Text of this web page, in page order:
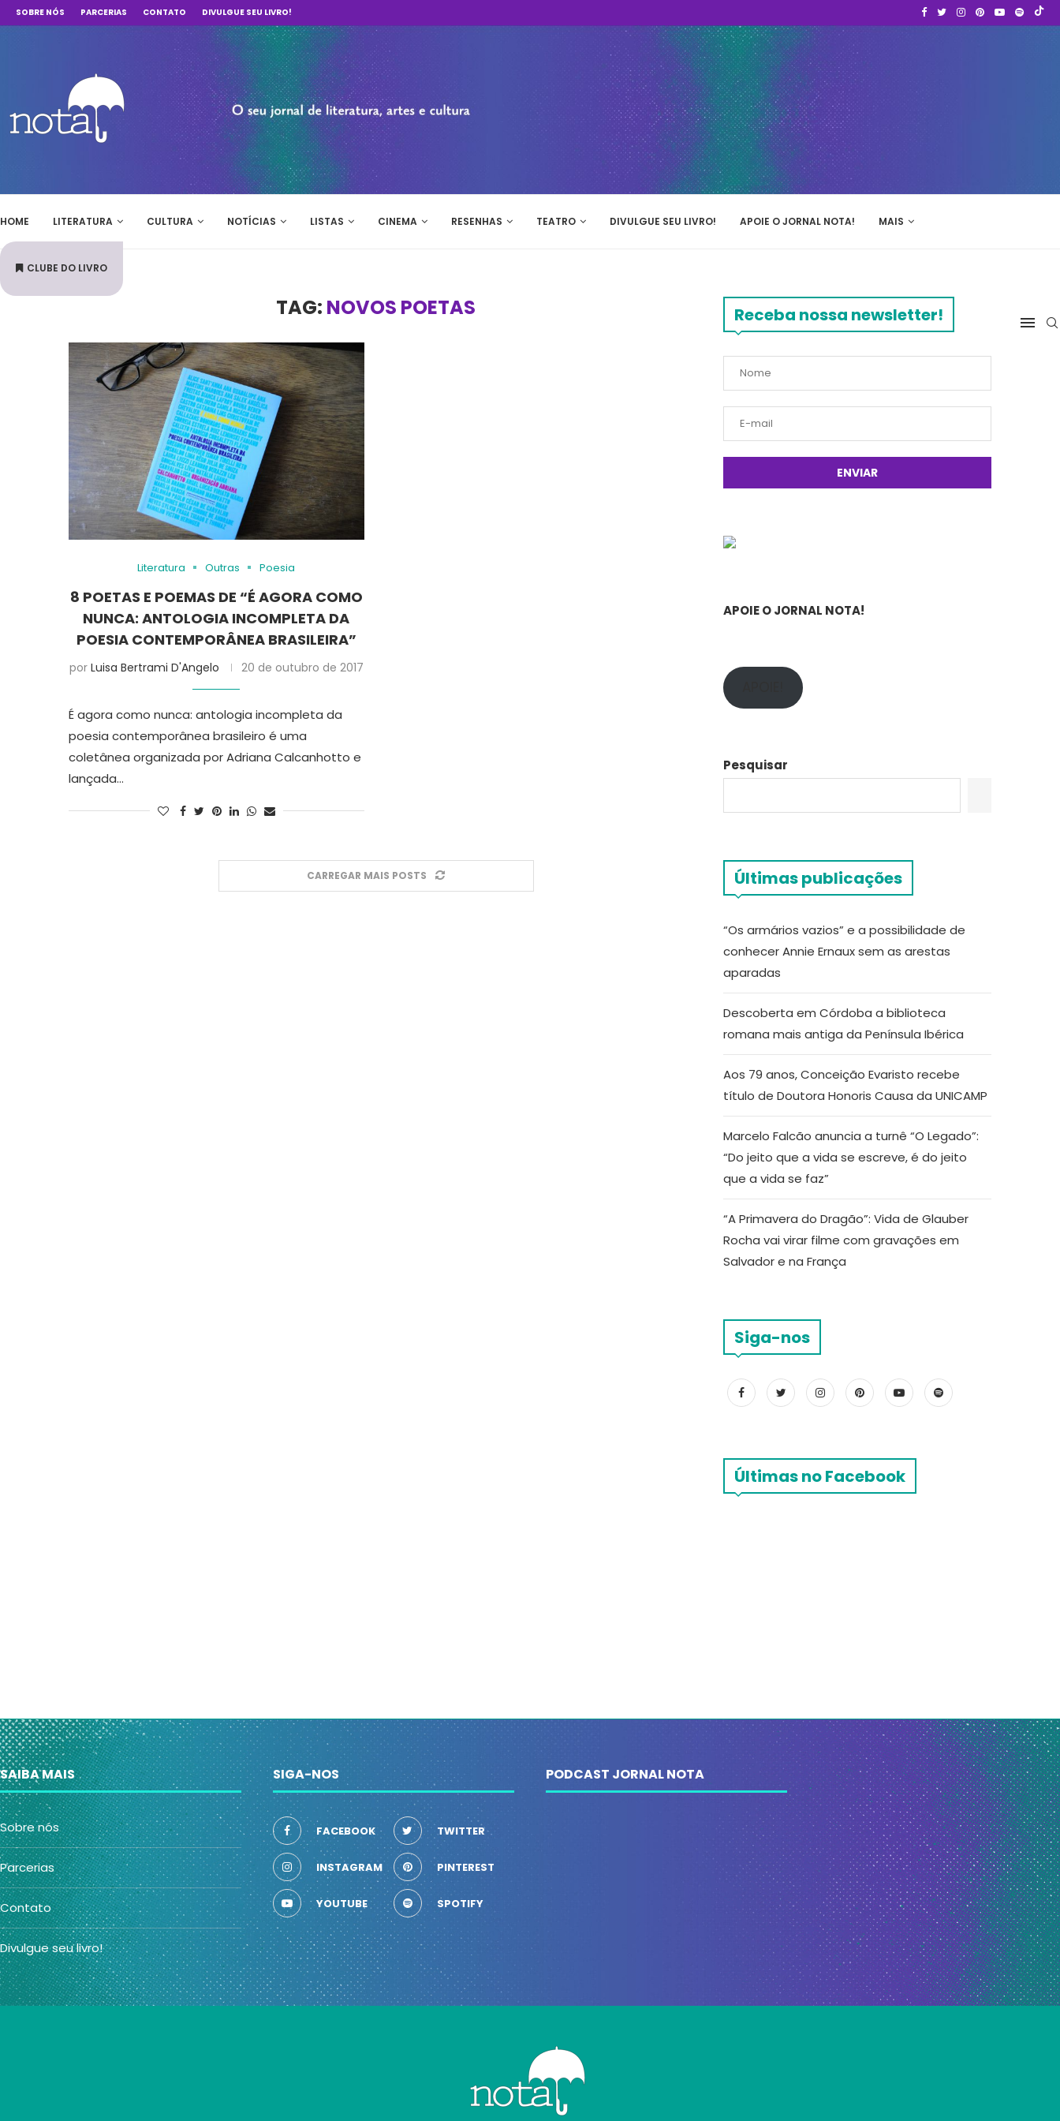
SOBRE NÓS PARCERIAS CONTATO DIVULGUE SEU LIVRO!
HOME LITERATURA CULTURA NOTÍCIAS LISTAS CINEMA RESENHAS TEATRO DIVULGUE SEU LIVRO! APOIE O JORNAL NOTA! MAIS
CLUBE DO LIVRO
TAG: NOVOS POETAS
Literatura Outras Poesia
8 POETAS E POEMAS DE “É AGORA COMO
NUNCA: ANTOLOGIA INCOMPLETA DA
POESIA CONTEMPORÂNEA BRASILEIRA”
por Luisa Bertrami D'Angelo 20 de outubro de 2017
É agora como nunca: antologia incompleta da
poesia contemporânea brasileiro é uma
coletânea organizada por Adriana Calcanhotto e
lançada…
CARREGAR MAIS POSTS
Receba nossa newsletter!
APOIE O JORNAL NOTA!
Pesquisar
Últimas publicações
“Os armários vazios” e a possibilidade de
conhecer Annie Ernaux sem as arestas
aparadas
Descoberta em Córdoba a biblioteca
romana mais antiga da Península Ibérica
Aos 79 anos, Conceição Evaristo recebe
título de Doutora Honoris Causa da UNICAMP
Marcelo Falcão anuncia a turnê “O Legado”:
“Do jeito que a vida se escreve, é do jeito
que a vida se faz”
“A Primavera do Dragão”: Vida de Glauber
Rocha vai virar filme com gravações em
Salvador e na França
Siga-nos
Últimas no Facebook
SAIBA MAIS
Sobre nós
Parcerias
Contato
Divulgue seu livro!
SIGA-NOS
FACEBOOK TWITTER
INSTAGRAM PINTEREST
YOUTUBE SPOTIFY
PODCAST JORNAL NOTA